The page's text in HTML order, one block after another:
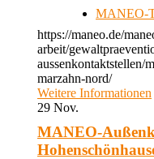
MANEO-
https://maneo.de/
arbeit/
aussenkontaktstellen/
marzahn-nord/
Weitere Informationen
29 Nov.
MANEO-